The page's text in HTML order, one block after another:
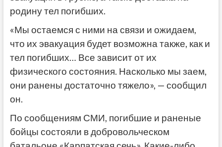
родину тел погибших.
«Мы остаемся с ними на связи и ожидаем,
что их эвакуация будет возможна также, как и
тел погибших… Все зависит от их
физического состояния. Насколько мы заем,
они ранены достаточно тяжело», — сообщил
он.
По сообщениям СМИ, погибшие и раненые
бойцы состояли в добровольческом